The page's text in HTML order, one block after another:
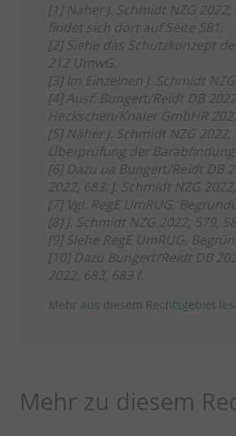
[1]Näher J. Schmidt NZG
findet sich dort auf Seite 581.
[2]Siehe das Schutzkonzept
212 UmwG.
[3]Im Einzelnen J. Schmidt
[4]Ausf. Bungert/Reidt DB
Heckschen/Knaier GmbHR
[5]Näher J. Schmidt NZG
Überprüfung der Barabfindung.
[6]Dazu ua Bungert/Reidt DB
2022, 683; J. Schmidt NZG
[7]Vgl. RegE UmRUG,
[8] J. Schmidt NZG 2022, 579,
[9]Siehe RegE UmRUG,
[10]Dazu Bungert/Reidt DB
2022, 683, 683 f.
Mehr aus diesem Rechtsgebiet
Mehr zu diesem